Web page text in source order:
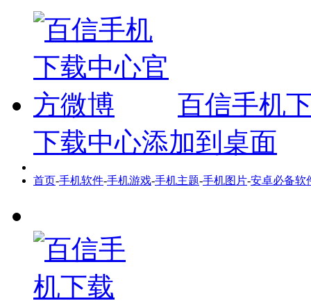
百信手机
下载中心添加到桌面
首页-手机软件-手机游戏-手机主题-手机图片-安卓必备软